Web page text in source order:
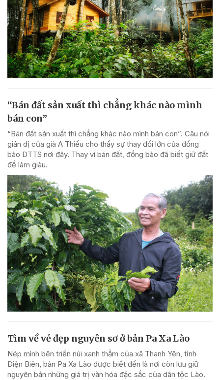
“Bán đất sản xuất thì chẳng khác nào mình
bán con”
“Bán đất sản xuất thì chẳng khác nào mình bán con”. Câu nói
giản dị của già A Thiếu cho thấy sự thay đổi lớn của đồng
bào DTTS nơi đây. Thay vì bán đất, đồng bào đã biết giữ đất
để làm giàu.
Tìm về vẻ đẹp nguyên sơ ở bản Pa Xa Lào
Nép mình bên triền núi xanh thẳm của xã Thanh Yên, tỉnh
Điện Biên, bản Pa Xa Lào được biết đến là nơi còn lưu giữ
nguyên bản những giá trị văn hóa đặc sắc của dân tộc Lào.